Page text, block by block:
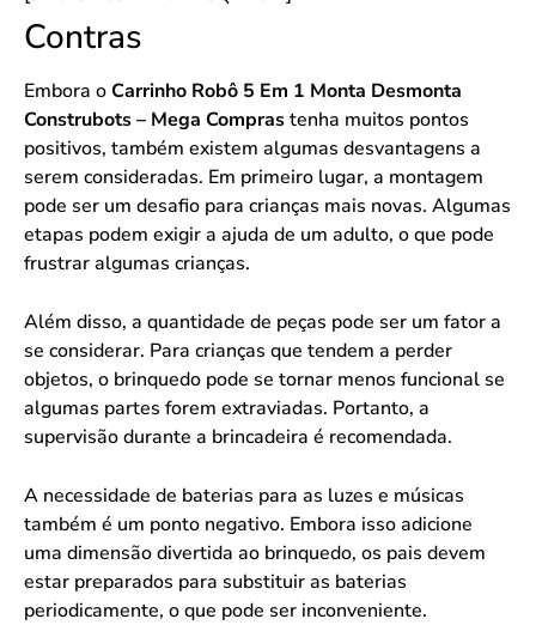
Contras
Embora oCarrinho Robô 5 Em 1 Monta Desmonta
Construbots – Mega Comprastenha muitos pontos
positivos, também existem algumas desvantagens a
serem consideradas. Em primeiro lugar, a montagem
pode ser um desafio para crianças mais novas. Algumas
etapas podem exigir a ajuda de um adulto, o que pode
frustrar algumas crianças.
Além disso, a quantidade de peças pode ser um fator a
se considerar. Para crianças que tendem a perder
objetos, o brinquedo pode se tornar menos funcional se
algumas partes forem extraviadas. Portanto, a
supervisão durante a brincadeira é recomendada.
A necessidade de baterias para as luzes e músicas
também é um ponto negativo. Embora isso adicione
uma dimensão divertida ao brinquedo, os pais devem
estar preparados para substituir as baterias
periodicamente, o que pode ser inconveniente.